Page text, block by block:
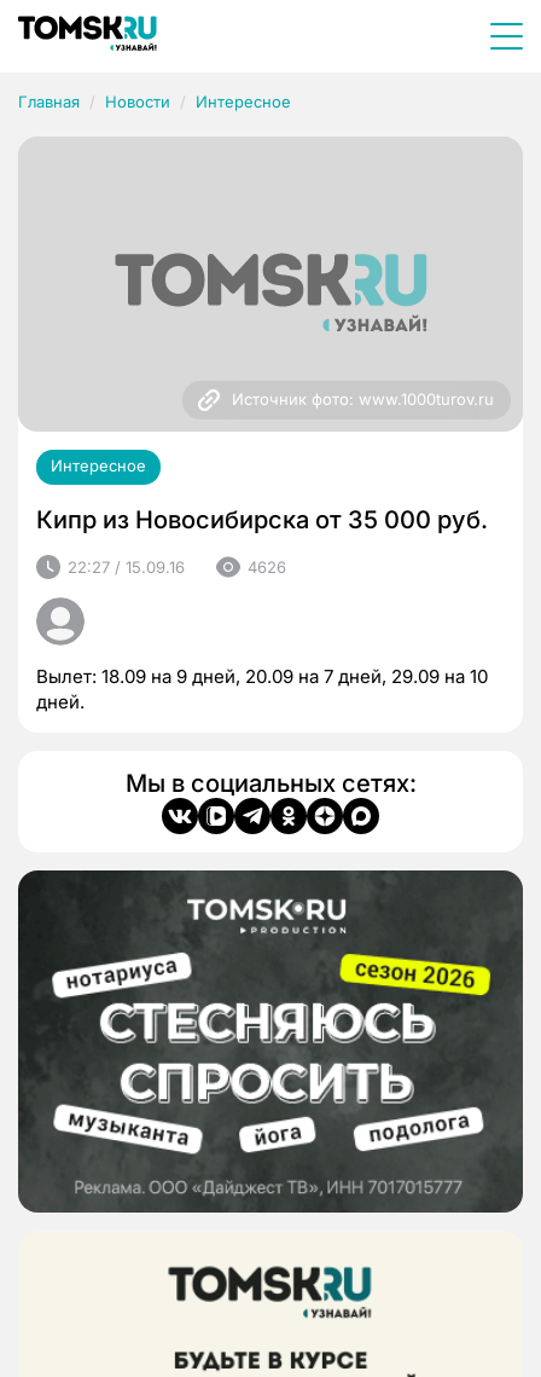
Главная Новости Интересное
Источник фото: www.1000turov.ru
Интересное
Кипр из Новосибирска от 35 000 руб.
22:27 / 15.09.16 4626
Вылет: 18.09 на 9 дней, 20.09 на 7 дней, 29.09 на 10
дней.
Мы в социальных сетях: